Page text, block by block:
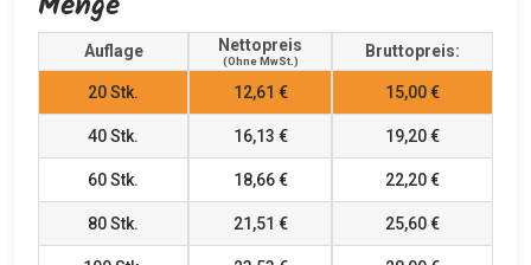
Auflage Nettopreis
(ohne MwSt.)
Bruttopreis:
20Stk. 12,61 € 15,00 €
40Stk. 16,13 € 19,20 €
60Stk. 18,66 € 22,20 €
80Stk. 21,51 € 25,60 €